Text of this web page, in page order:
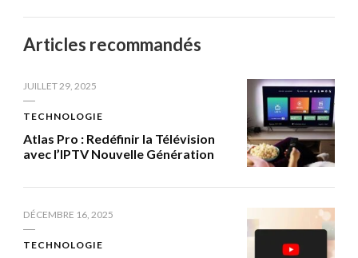
Articles recommandés
JUILLET 29, 2025
TECHNOLOGIE
Atlas Pro : Redéfinir la Télévision
avec l’IPTV Nouvelle Génération
DÉCEMBRE 16, 2025
TECHNOLOGIE